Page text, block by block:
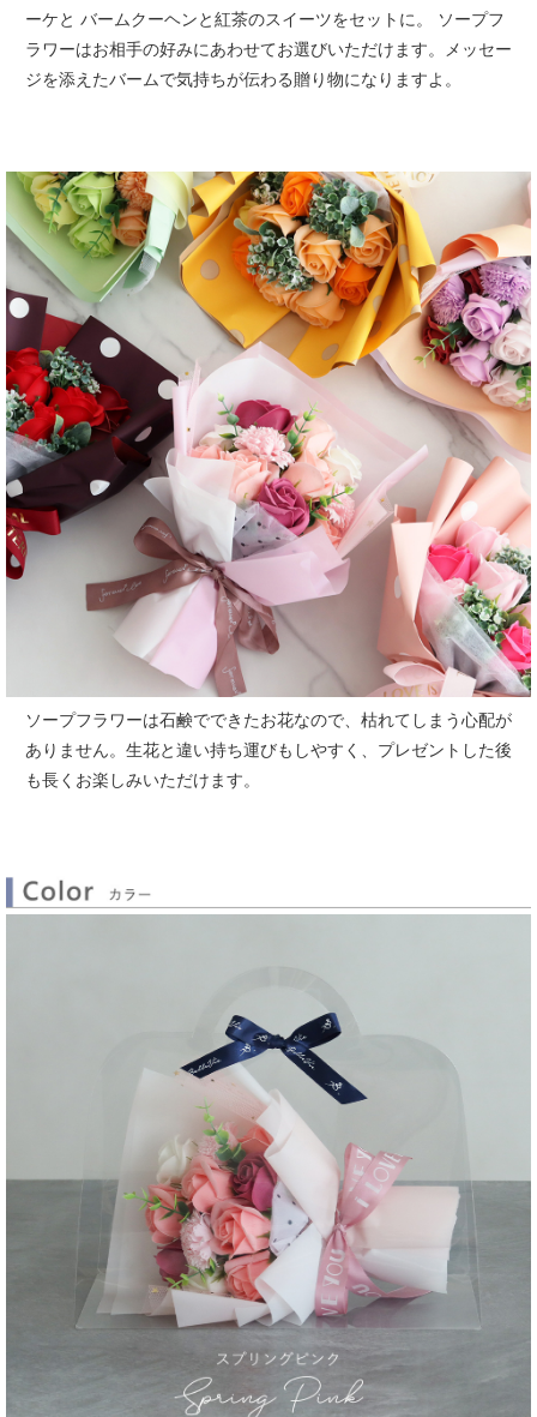
ーケと バームクーヘンと紅茶のスイーツをセットに。
ソープフ
ラワーはお相手の好みにあわせてお選びいただけます。メッセー
ジを添えたバームで気持ちが伝わる贈り物になりますよ。
ソープフラワーは石鹸でできたお花なので、枯れてしまう心配が
ありません。 生花と違い持ち運びもしやすく、プレゼントした後
も長くお楽しみいただけます。